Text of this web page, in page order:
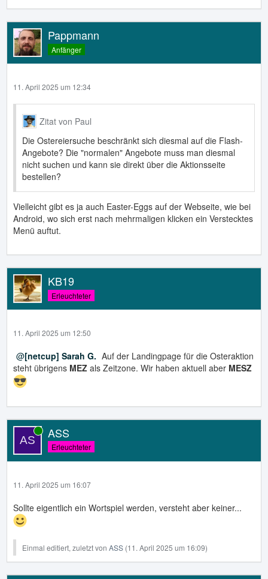
Pappmann
Anfänger
11. April 2025 um 12:34
Zitat von Paul
Die Ostereiersuche beschränkt sich diesmal auf die Flash-
Angebote? Die "normalen" Angebote muss man diesmal
nicht suchen und kann sie direkt über die Aktionsseite
bestellen?
Vielleicht gibt es ja auch Easter-Eggs auf der Webseite, wie bei
Android, wo sich erst nach mehrmaligen klicken ein Verstecktes
Menü auftut.
KB19
Erleuchteter
11. April 2025 um 12:50
[netcup] Sarah G. Auf der Landingpage für die Osteraktion
steht übrigens MEZ als Zeitzone. Wir haben aktuell aber MESZ
ASS
Online
Erleuchteter
11. April 2025 um 16:07
Sollte eigentlich ein Wortspiel werden, versteht aber keiner...
Einmal editiert, zuletzt von ASS (11. April 2025 um 16:09)